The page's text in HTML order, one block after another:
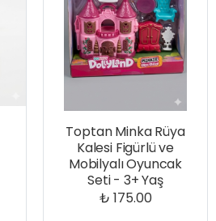
Toptan Minka Rüya
Kalesi Figürlü ve
Mobilyalı Oyuncak
Seti - 3+ Yaş
₺ 175.00